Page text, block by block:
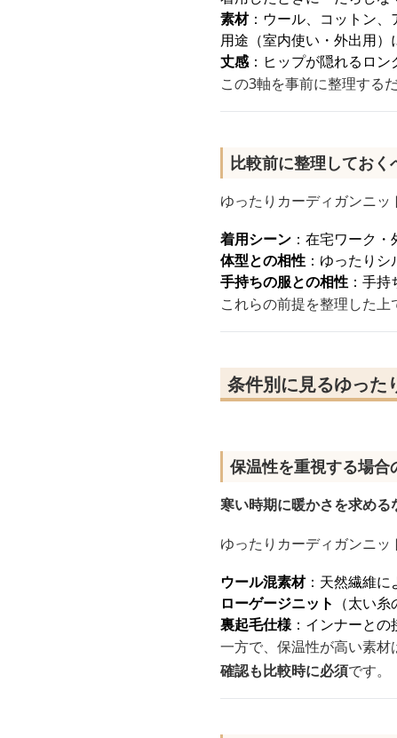
素材：ウール、コットン
用途（室内使い・外出用）
丈感：ヒップが隠れるロ
この3軸を事前に整理する
比較前に整理しておく
ゆったりカーディガンニッ
着用シーン ：在宅ワーク
体型との相性 ：ゆったり
手持ちの服との相性 ：手
これらの前提を整理した上
条件別に見るゆった
保温性を重視する場合
寒い時期に暖かさを求める
ゆったりカーディガンニ
ウール混素材：天然繊維に
ローゲージニット （太い
裏起毛仕様：インナーとの
一方で、保温性が高い素材
確認も比較時に必須です。